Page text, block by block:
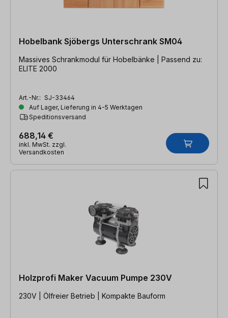
Hobelbank Sjöbergs Unterschrank SM04
Massives Schrankmodul für Hobelbänke | Passend zu:
ELITE 2000
Art.-Nr.: SJ-33464
Auf Lager, Lieferung in 4-5 Werktagen
Speditionsversand
688,14 €
inkl. MwSt. zzgl.
Versandkosten
Holzprofi Maker Vacuum Pumpe 230V
230V | Ölfreier Betrieb | Kompakte Bauform